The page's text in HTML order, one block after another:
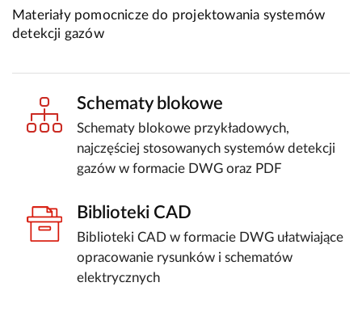
Materiały pomocnicze do projektowania systemów
detekcji gazów
Schematy blokowe
Schematy blokowe przykładowych,
najczęściej stosowanych systemów detekcji
gazów w formacie DWG oraz PDF
Biblioteki CAD
Biblioteki CAD w formacie DWG ułatwiające
opracowanie rysunków i schematów
elektrycznych